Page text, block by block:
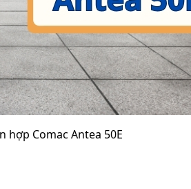
hợp Comac Antea 50E